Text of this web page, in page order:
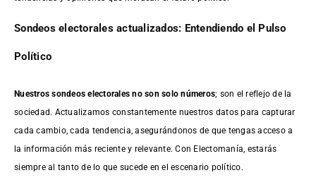
Sondeos electorales actualizados: Entendiendo el Pulso
Político
Nuestros sondeos electorales no son solo números; son el reflejo de la
sociedad. Actualizamos constantemente nuestros datos para capturar
cada cambio, cada tendencia, asegurándonos de que tengas acceso a
la información más reciente y relevante. Con Electomanía, estarás
siempre al tanto de lo que sucede en el escenario político.